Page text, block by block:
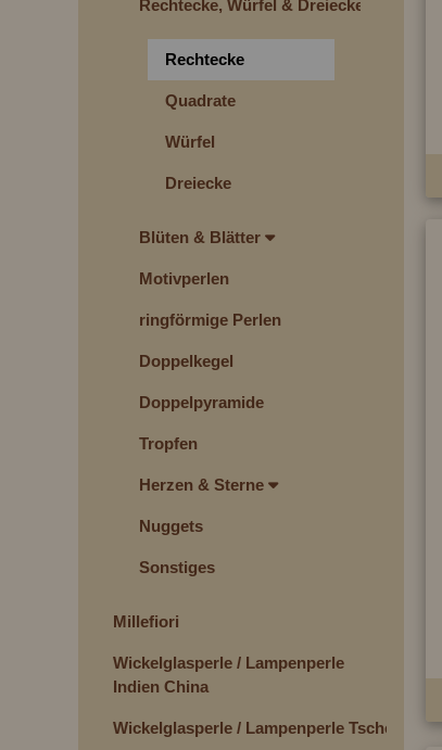
Rechtecke, Würfel & Dreiecke
Rechtecke
Quadrate
Würfel
Dreiecke
Blüten & Blätter
Motivperlen
ringförmige Perlen
Doppelkegel
Doppelpyramide
Tropfen
Herzen & Sterne
Nuggets
Sonstiges
Millefiori
Wickelglasperle / Lampenperle
Indien China
Wickelglasperle / Lampenperle Tschechien